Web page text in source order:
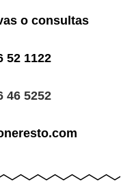
o consultas
52 1122
46 5252